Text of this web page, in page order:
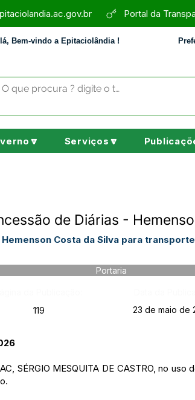
Portal da
Bem-vindo a Epitaciolândia !
Serviços🔽
de Diárias -
Costa da Silva para
Portaria
119 23 de maio de
SÉRGIO MESQUITA DE CASTRO, no